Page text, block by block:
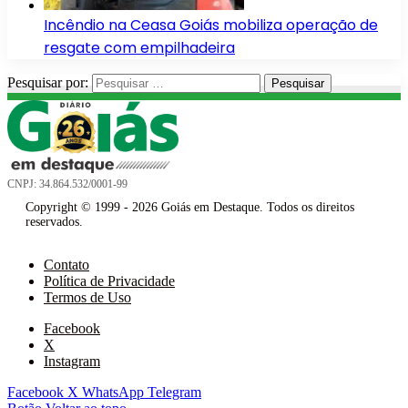
Incêndio na Ceasa Goiás mobiliza operação de
resgate com empilhadeira
Pesquisar por:
CNPJ: 34.864.532/0001-99
Copyright © 1999 - 2026 Goiás em Destaque. Todos os direitos
reservados.
Contato
Política de Privacidade
Termos de Uso
Facebook
X
Instagram
Facebook X WhatsApp Telegram